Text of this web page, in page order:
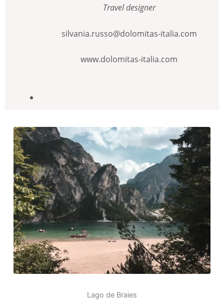
Travel designer
silvania.russo@dolomitas-italia.com
www.dolomitas-italia.com
Lago de Braies